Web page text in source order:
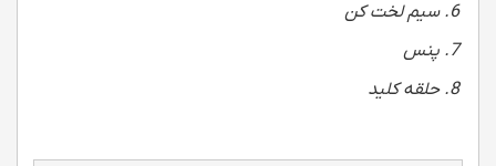
سیم لخت کن
پنس
حلقه کلید